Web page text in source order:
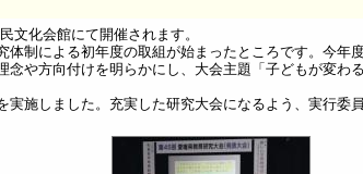
文化会館にて開催されます。
制による初年度の取組が始まったところです。今
念や方向付けを明らかにし、大会主題「子どもが変
施しました。充実した研究大会になるよう、実行委